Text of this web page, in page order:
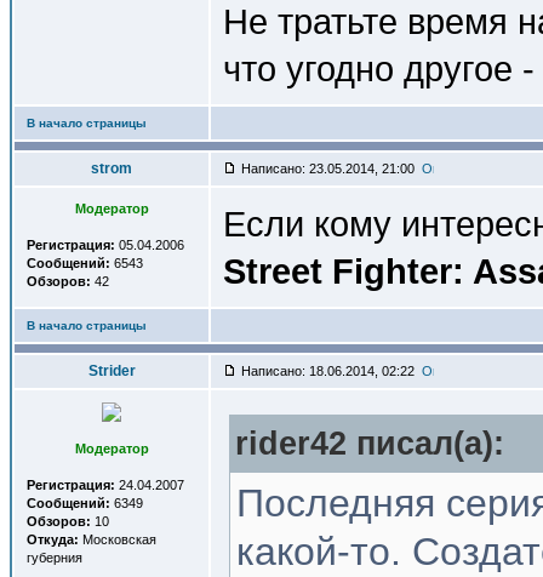
Не тратьте время
что угодно другое
В начало страницы
strom Написано: 23.05.2014, 21:00
Модератор
Регистрация: 05.04.2006
Сообщений: 6543
Обзоров: 42
Если кому
Street Fighter:
В начало страницы
Strider Написано: 18.06.2014, 02:22
Модератор
Регистрация: 24.04.2007
Сообщений: 6349
Обзоров: 10
Откуда: Московская
губерния
rider42 писал(a):
Последняя
какой-то.